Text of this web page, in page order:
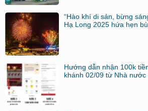
“Hào khí di sản, bừng
Hạ Long 2025 hứa hẹn
Hướng dẫn nhận 100k
khánh 02/09 từ Nhà nước